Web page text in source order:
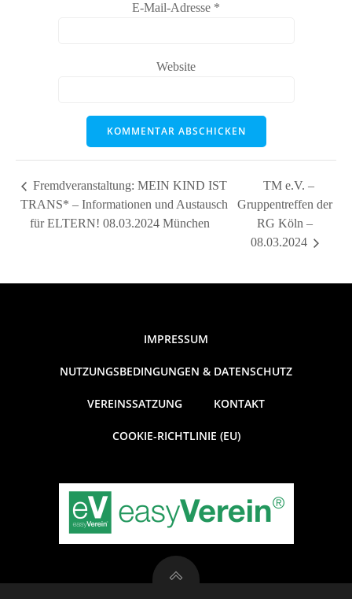
E-Mail-Adresse *
Website
Fremdveranstaltung: MEIN KIND IST
TRANS* – Informationen und Austausch
für ELTERN! 08.03.2024 München
TM e.V. –
Gruppentreffen der
RG Köln –
08.03.2024
IMPRESSUM
NUTZUNGSBEDINGUNGEN & DATENSCHUTZ
VEREINSSATZUNG KONTAKT
COOKIE-RICHTLINIE (EU)